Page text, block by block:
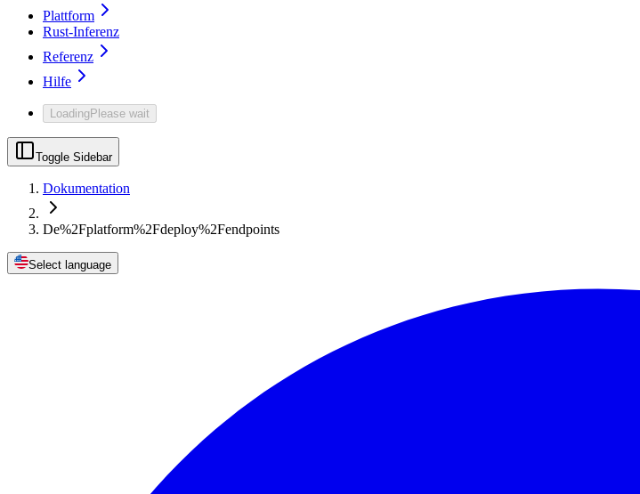
Plattform
Rust-Inferenz
Referenz
Hilfe
LoadingPlease wait
Toggle Sidebar
Dokumentation
De%2Fplatform%2Fdeploy%2Fendpoints
Select language